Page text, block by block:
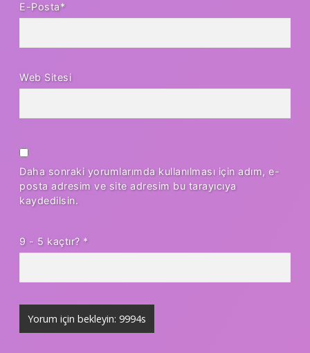
E-Posta*
Web Sitesi
Daha sonraki yorumlarımda kullanılması için adım, e-
posta adresim ve site adresim bu tarayıcıya
kaydedilsin.
9 - 5 kaçtır? *